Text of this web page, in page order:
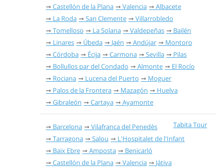
Castellón de la Plana
Valencia
Albacete
La Roda
San Clemente
Villarrobledo
Tomelloso
La Solana Valdepeñas
Bailén
Linares
Úbeda Jaén Andújar
Montoro
Córdoba
Écija Carmona Sevilla
Pilas
Bollullos par del Condado
Almonte
El Rocío
Rociana
Lucena del Puerto
Moguer
Palos de la Frontera
Mazagón
Huelva
Gibraleón
Cartaya Ayamonte
Tabita Tour
Barcelona
Vilafranca del Penedès
Tarragona
Salou
L'Hospitalet de l'Infant
Baix Ebre
Amposta
Benicarló
Castellón de la Plana
Valencia Játiva